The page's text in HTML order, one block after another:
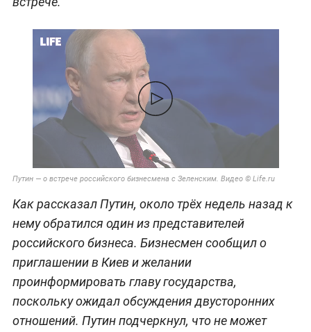
Путин — о встрече российского бизнесмена с Зеленским. Видео © Life.ru
Как рассказал Путин, около трёх недель назад к
нему обратился один из представителей
российского бизнеса. Бизнесмен сообщил о
приглашении в Киев и желании
проинформировать главу государства,
поскольку ожидал обсуждения двусторонних
отношений. Путин подчеркнул, что не может